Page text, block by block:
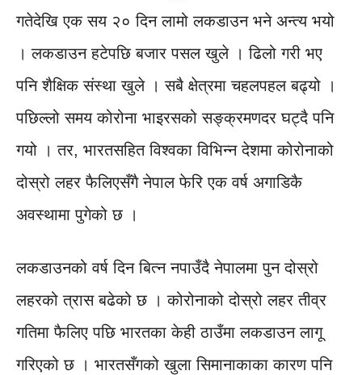
गतेदेखि एक सय २० दिन लामो लकडाउन भने अन्त्य भयो
। लकडाउन हटेपछि बजार पसल खुले । ढिलो गरी भए
पनि शैक्षिक संस्था खुले । सबै क्षेत्रमा चहलपहल बढ्यो ।
पछिल्लो समय कोरोना भाइरसको सङ्क्रमणदर घट्दै पनि
गयो । तर, भारतसहित विश्वका विभिन्न देशमा कोरोनाको
दोस्रो लहर फैलिएसँगै नेपाल फेरि एक वर्ष अगाडिकै
अवस्थामा पुगेको छ ।
लकडाउनको वर्ष दिन बित्न नपाउँदै नेपालमा पुन दोस्रो
लहरको त्रास बढेको छ । कोरोनाको दोस्रो लहर तीव्र
गतिमा फैलिए पछि भारतका केही ठाउँमा लकडाउन लागू
गरिएको छ । भारतसँगको खुला सिमानाकाका कारण पनि